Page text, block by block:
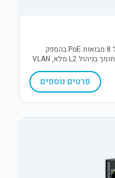
מתג (Switch) תעשייתי מנוהל Giga הכולל 8 מבואות PoE בהספק
240W ו-2 יציאות SFP. עמיד בתנאי קיצון, תומך בניהול L2 מלא, VLAN
פרטים נוספים